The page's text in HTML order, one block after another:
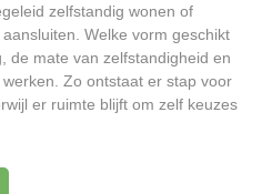
zelfstandig wonen of
Welke vorm geschikt
de mate van zelfstandigheid en
Zo ontstaat er stap voor
er ruimte blijft om zelf keuzes